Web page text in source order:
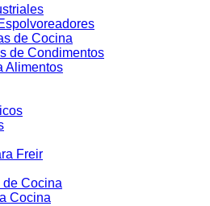
de Cocina
de Condimentos
Alimentos
Freir
Cocina
Cocina